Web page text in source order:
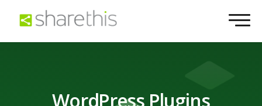
WordPress Plugins